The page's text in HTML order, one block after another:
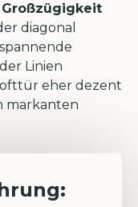
diagonal
Linien
eher dezent
markanten